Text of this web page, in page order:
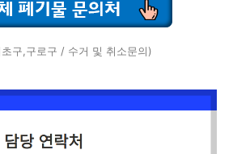
구,구로구 / 수거 및 취소문의)